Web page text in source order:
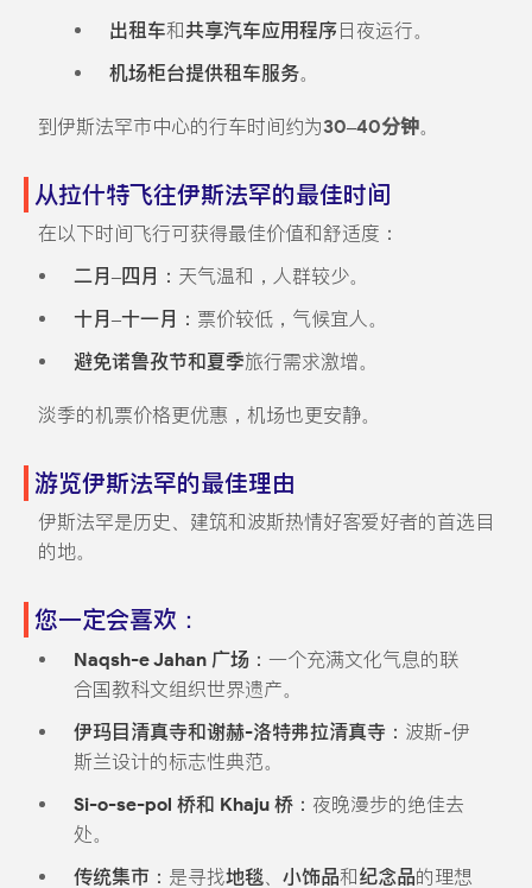
出租车和共享汽车应用程序日夜运行。
机场柜台提供租车服务。
到伊斯法罕市中心的行车时间约为30–40分钟。
从拉什特飞往伊斯法罕的最佳时间
在以下时间飞行可获得最佳价值和舒适度：
二月–四月： 天气温和，人群较少。
十月–十一月： 票价较低，气候宜人。
避免诺鲁孜节和夏季旅行需求激增。
淡季的机票价格更优惠，机场也更安静。
游览伊斯法罕的最佳理由
伊斯法罕是历史、建筑和波斯热情好客爱好者的首选目
的地。
您一定会喜欢：
Naqsh-e Jahan 广场： 一个充满文化气息的联
合国教科文组织世界遗产。
伊玛目清真寺和谢赫-洛特弗拉清真寺： 波斯-伊
斯兰设计的标志性典范。
Si-o-se-pol 桥和 Khaju 桥： 夜晚漫步的绝佳去
处。
传统集市： 是寻找地毯、 小饰品和纪念品的理想